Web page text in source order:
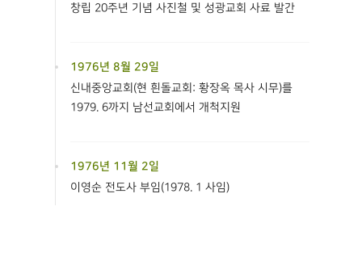
창립 20주년 기념 사진철 및 성광교회 사료 발간
1976년 8월 29일
신내중앙교회(현 흰돌교회: 황장옥 목사 시무)를
1979. 6까지 남선교회에서 개척지원
1976년 11월 2일
이영순 전도사 부임(1978. 1 사임)